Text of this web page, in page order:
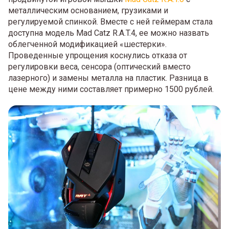
металлическим основанием, грузиками и
регулируемой спинкой. Вместе с ней геймерам стала
доступна модель Mad Catz R.A.T.4, ее можно назвать
облегченной модификацией «шестерки».
Проведенные упрощения коснулись отказа от
регулировки веса, сенсора (оптический вместо
лазерного) и замены металла на пластик. Разница в
цене между ними составляет примерно 1500 рублей.